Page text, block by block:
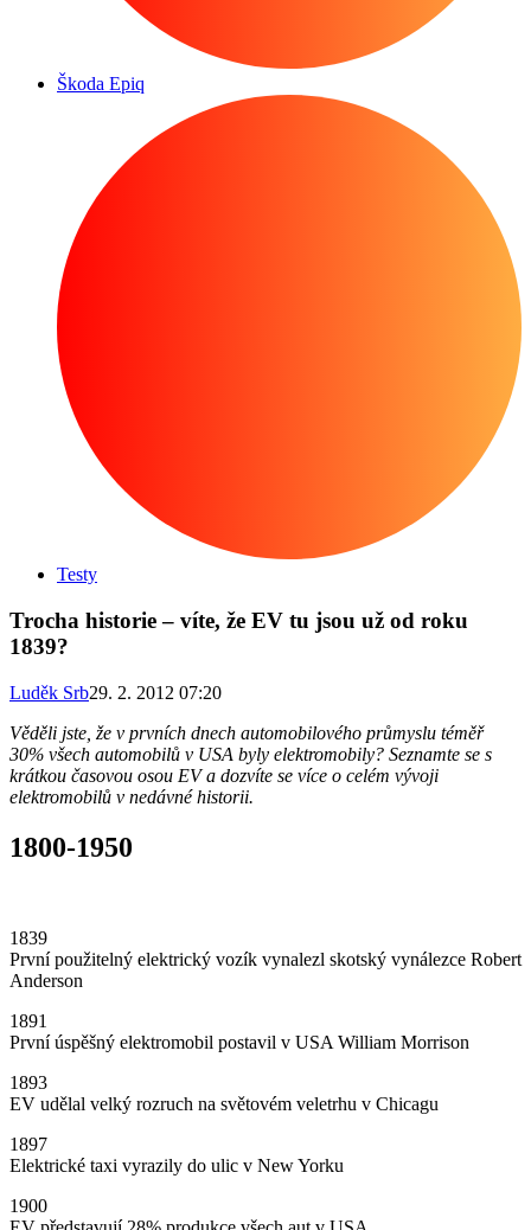
Škoda Epiq
Testy
Trocha historie – víte, že EV tu jsou už od roku
1839?
Luděk Srb29. 2. 2012 07:20
Věděli jste, že v prvních dnech automobilového průmyslu téměř
30% všech automobilů v USA byly elektromobily? Seznamte se s
krátkou časovou osou EV a dozvíte se více o celém vývoji
elektromobilů v nedávné historii.
1800-1950
1839
První použitelný elektrický vozík vynalezl skotský vynálezce Robert
Anderson
1891
První úspěšný elektromobil postavil v USA William Morrison
1893
EV udělal velký rozruch na světovém veletrhu v Chicagu
1897
Elektrické taxi vyrazily do ulic v New Yorku
1900